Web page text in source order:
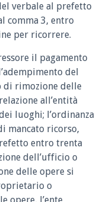
verbale al prefetto
comma 3, entro
per ricorrere.
il pagamento
del
rimozione delle
all’entità
luoghi; l’ordinanza
mancato ricorso,
entro trenta
dell’ufficio o
delle opere si
o